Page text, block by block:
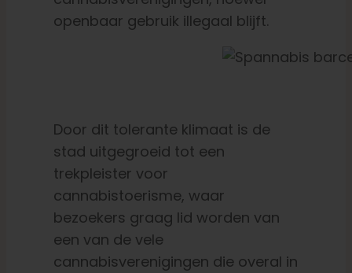
openbaar gebruik illegaal blijft.
Door dit tolerante klimaat is de
stad uitgegroeid tot een
trekpleister voor
cannabistoerisme, waar
bezoekers graag lid worden van
een van de vele
cannabisverenigingen die overal in